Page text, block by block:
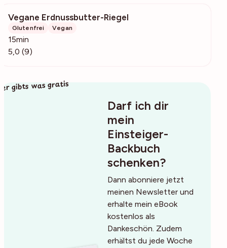
Vegane Erdnussbutter-Riegel
Glutenfrei Vegan
15min
5,0 (9)
Darf ich dir
mein
Einsteiger-
Backbuch
schenken?
Dann abonniere jetzt
meinen Newsletter und
erhalte mein eBook
kostenlos als
Dankeschön. Zudem
erhältst du jede Woche
gibts was gratis